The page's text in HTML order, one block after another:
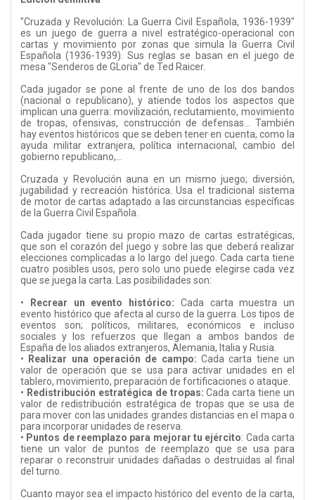
"Cruzada y Revolución: La Guerra Civil Española, 1936-1939"
es un juego de guerra a nivel estratégico-operacional con
cartas y movimiento por zonas que simula la Guerra Civil
Española (1936-1939). Sus reglas se basan en el juego de
mesa "Senderos de GLoria" de Ted Raicer.
Cada jugador se pone al frente de uno de los dos bandos
(nacional o republicano), y atiende todos los aspectos que
implican una guerra: movilización, reclutamiento, movimiento
de tropas, ofensivas, construcción de defensas... También
hay eventos históricos que se deben tener en cuenta, como la
ayuda militar extranjera, política internacional, cambio del
gobierno republicano,...
Cruzada y Revolución auna en un mismo juego; diversión,
jugabilidad y recreación histórica. Usa el tradicional sistema
de motor de cartas adaptado a las circunstancias específicas
de la Guerra Civil Española.
Cada jugador tiene su propio mazo de cartas estratégicas,
que son el corazón del juego y sobre las que deberá realizar
elecciones complicadas a lo largo del juego. Cada carta tiene
cuatro posibles usos, pero solo uno puede elegirse cada vez
que se juega la carta. Las posibilidades son:
•
Recrear un evento histórico: Cada carta muestra un
evento histórico que afecta al curso de la guerra. Los tipos de
eventos son; políticos, militares, económicos e incluso
sociales y los refuerzos que llegan a ambos bandos de
España de los aliados extranjeros, Alemania, Italia y Rusia.
•
Realizar una operación de campo: Cada carta tiene un
valor de operación que se usa para activar unidades en el
tablero, movimiento, preparación de fortificaciones o ataque.
• Redistribución estratégica de tropas: Cada carta tiene un
valor de redistribución estratégica de tropas que se usa de
para mover con las unidades grandes distancias en el mapa o
para incorporar unidades de reserva.
• Puntos de reemplazo para mejorar tu ejército: Cada carta
tiene un valor de puntos de reemplazo que se usa para
reparar o reconstruir unidades dañadas o destruidas al final
del turno.
Cuanto mayor sea el impacto histórico del evento de la carta,